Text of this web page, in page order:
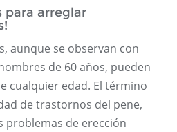
para arreglar
aunque se observan con
de 60 años, pueden
cualquier edad. El término
de trastornos del pene,
problemas de erección